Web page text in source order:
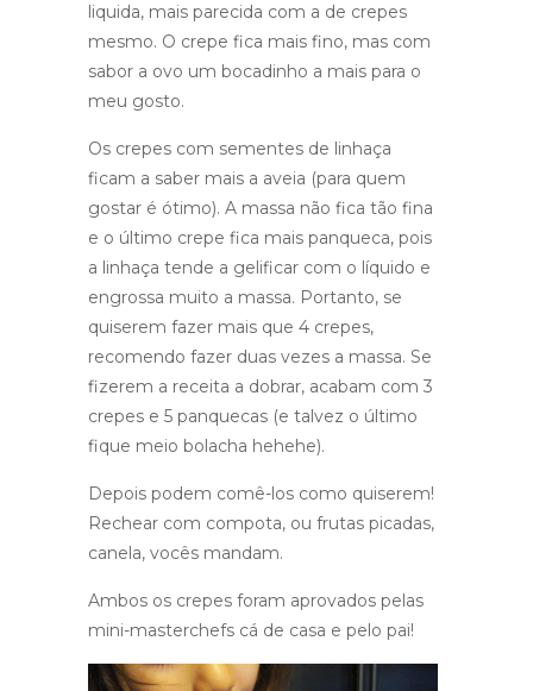
liquida, mais parecida com a de crepes
mesmo. O crepe fica mais fino, mas com
sabor a ovo um bocadinho a mais para o
meu gosto.
Os crepes com sementes de linhaça
ficam a saber mais a aveia (para quem
gostar é ótimo). A massa não fica tão fina
e o último crepe fica mais panqueca, pois
a linhaça tende a gelificar com o líquido e
engrossa muito a massa. Portanto, se
quiserem fazer mais que 4 crepes,
recomendo fazer duas vezes a massa. Se
fizerem a receita a dobrar, acabam com 3
crepes e 5 panquecas (e talvez o último
fique meio bolacha hehehe).
Depois podem comê-los como quiserem!
Rechear com compota, ou frutas picadas,
canela, vocês mandam.
Ambos os crepes foram aprovados pelas
mini-masterchefs cá de casa e pelo pai!